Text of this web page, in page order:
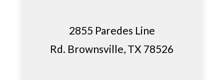
2855 Paredes Line
Rd. Brownsville, TX 78526